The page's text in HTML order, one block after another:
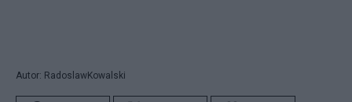
Autor: RadoslawKowalski